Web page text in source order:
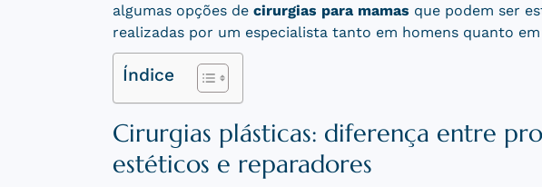
algumas opções de cirurgias para mamas que podem ser
realizadas por um especialista tanto em homens quanto
Índice
Cirurgias plásticas: diferença entre
estéticos e reparadores